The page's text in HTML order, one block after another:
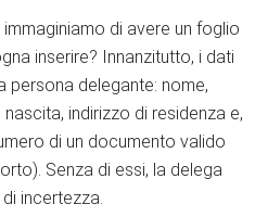
di avere un foglio
inserire? Innanzitutto, i dati
persona delegante: nome,
indirizzo di residenza e,
di un documento valido
Senza di essi, la delega
incertezza.